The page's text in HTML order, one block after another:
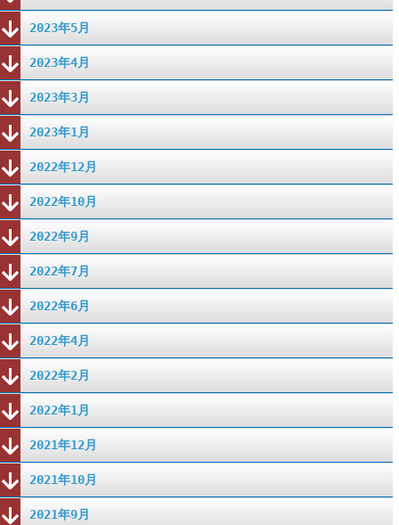
2023年5月
2023年4月
2023年3月
2023年1月
2022年12月
2022年10月
2022年9月
2022年7月
2022年6月
2022年4月
2022年2月
2022年1月
2021年12月
2021年10月
2021年9月